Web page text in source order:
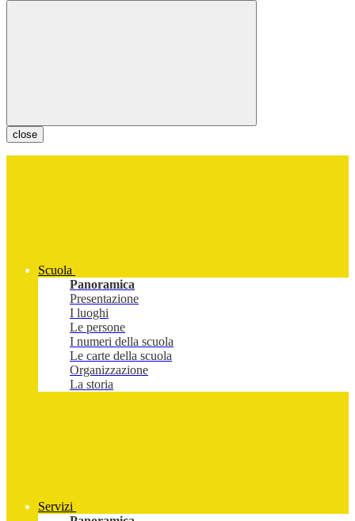
close
Scuola
Panoramica
Presentazione
I luoghi
Le persone
I numeri della scuola
Le carte della scuola
Organizzazione
La storia
Servizi